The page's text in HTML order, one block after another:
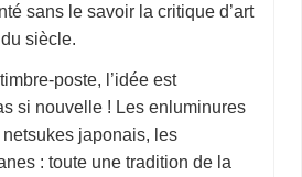
sans le savoir la critique d’art
siècle.
poste, l’idée est
si nouvelle ! Les enluminures
japonais, les
: toute une tradition de la